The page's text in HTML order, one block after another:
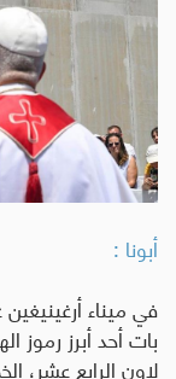
أبونا :
في ميناء
بات أحد أبرز رموز
لاون الرابع عشر،